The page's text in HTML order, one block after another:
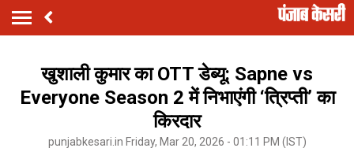
खुशाली कुमार का OTT डेब्यू: Sapne vs
Everyone Season 2 में निभाएंगी ‘त्रिप्ती’ का
किरदार
punjabkesari.in Friday, Mar 20, 2026 - 01:11 PM (IST)